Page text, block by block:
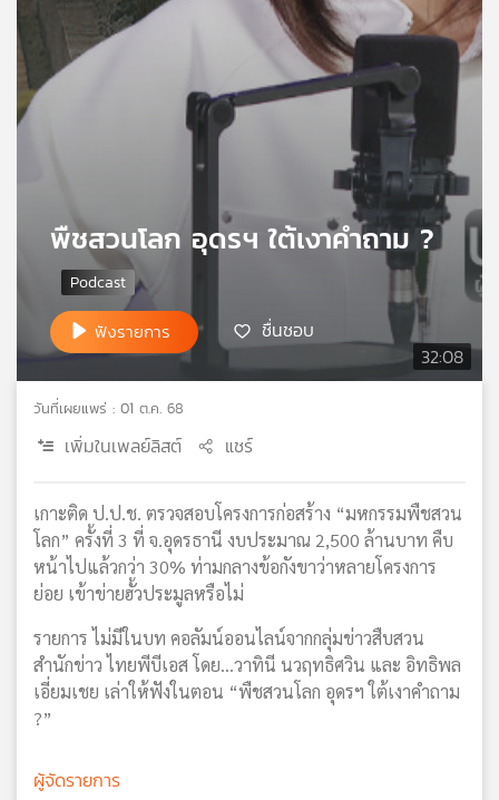
เครือ
ข่าย
แผนที่
วิทยุ
ข่าย
32:08
พืชสวนโลก อุดรฯ ใต้เงาคำถาม ?
ฟังรายการ ชื่นชอบ
วันที่เผยแพร่ : 01 ต.ค. 68
เพิ่มในเพลย์ลิสต์ แชร์
เกาะติด ป.ป.ช. ตรวจสอบโครงการก่อสร้าง “มหกรรมพืชสวน
โลก” ครั้งที่ 3 ที่ จ.อุดรธานี งบประมาณ 2,500 ล้านบาท คืบ
หน้าไปแล้วกว่า 30% ท่ามกลางข้อกังขาว่าหลายโครงการ
ย่อย เข้าข่ายฮั้วประมูลหรือไม่
รายการ ไม่มีในบท คอลัมน์ออนไลน์จากกลุ่มข่าวสืบสวน
สำนักข่าว ไทยพีบีเอส โดย...วาทินี นวฤทธิศวิน และ อิทธิพล
เอี่ยมเชย เล่าให้ฟังในตอน “พืชสวนโลก อุดรฯ ใต้เงาคำถาม
?”
ผู้จัดรายการ